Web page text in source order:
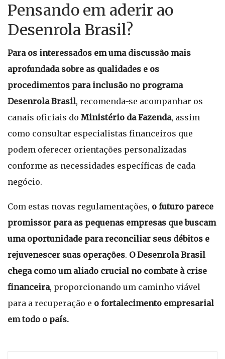
Pensando em aderir ao
Desenrola Brasil?
Para os interessados em uma discussão mais
aprofundada sobre as qualidades e os
procedimentos para inclusão no programa
Desenrola Brasil, recomenda-se acompanhar os
canais oficiais do Ministério da Fazenda, assim
como consultar especialistas financeiros que
podem oferecer orientações personalizadas
conforme as necessidades específicas de cada
negócio.
Com estas novas regulamentações, o futuro parece
promissor para as pequenas empresas que buscam
uma oportunidade para reconciliar seus débitos e
rejuvenescer suas operações. O Desenrola Brasil
chega como um aliado crucial no combate à crise
financeira, proporcionando um caminho viável
para a recuperação e o fortalecimento empresarial
em todo o país.